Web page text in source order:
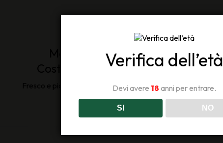
Mauro Franchino
Coste della Sesia 2015
Fresco e piacevole. Con spiccata bevibilità.
Verifica dell’età
Devi avere 18 anni per entrare.
SI NO